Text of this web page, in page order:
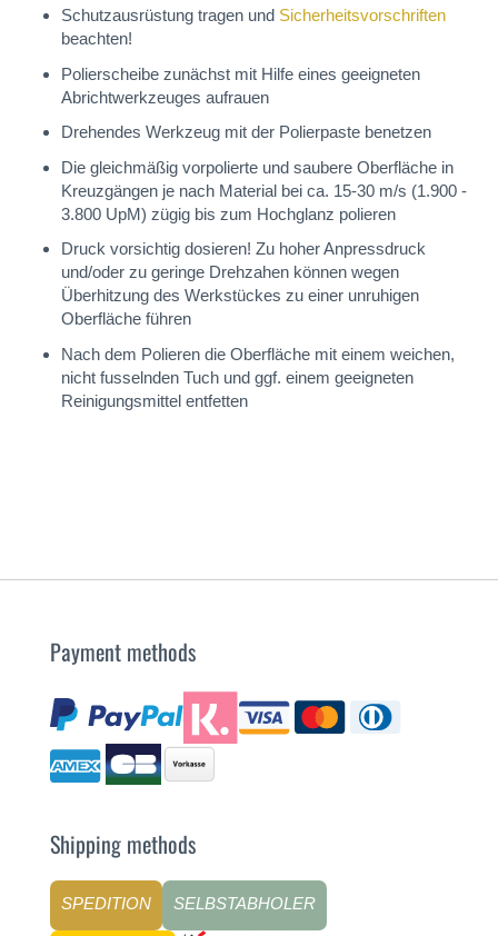
Schutzausrüstung tragen und Sicherheitsvorschriften
beachten!
Polierscheibe zunächst mit Hilfe eines geeigneten
Abrichtwerkzeuges aufrauen
Drehendes Werkzeug mit der Polierpaste benetzen
Die gleichmäßig vorpolierte und saubere Oberfläche in
Kreuzgängen je nach Material bei ca. 15-30 m/s (1.900 -
3.800 UpM) zügig bis zum Hochglanz polieren
Druck vorsichtig dosieren! Zu hoher Anpressdruck
und/oder zu geringe Drehzahen können wegen
Überhitzung des Werkstückes zu einer unruhigen
Oberfläche führen
Nach dem Polieren die Oberfläche mit einem weichen,
nicht fusselnden Tuch und ggf. einem geeigneten
Reinigungsmittel entfetten
Payment methods
Shipping methods
SPEDITION SELBSTABHOLER